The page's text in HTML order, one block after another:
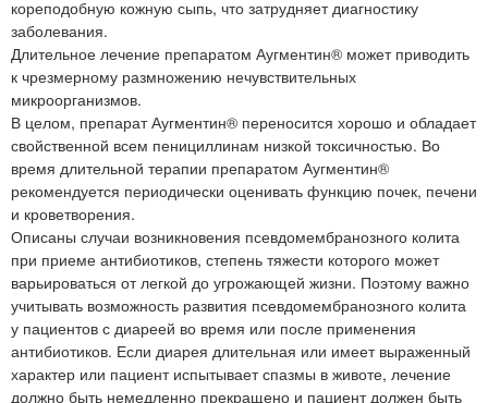
кореподобную кожную сыпь, что затрудняет диагностику
заболевания.
Длительное лечение препаратом Аугментин® может приводить
к чрезмерному размножению нечувствительных
микроорганизмов.
В целом, препарат Аугментин® переносится хорошо и обладает
свойственной всем пенициллинам низкой токсичностью. Во
время длительной терапии препаратом Аугментин®
рекомендуется периодически оценивать функцию почек, печени
и кроветворения.
Описаны случаи возникновения псевдомембранозного колита
при приеме антибиотиков, степень тяжести которого может
варьироваться от легкой до угрожающей жизни. Поэтому важно
учитывать возможность развития псевдомембранозного колита
у пациентов с диареей во время или после применения
антибиотиков. Если диарея длительная или имеет выраженный
характер или пациент испытывает спазмы в животе, лечение
должно быть немедленно прекращено и пациент должен быть